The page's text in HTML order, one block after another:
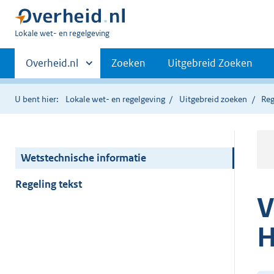
U
hier:
Lokale wet- en regelgeving
Primaire
navigatie
Andere
sites
binnen
Overheid.nl Zoeken Uitgebreid Zoeken
U bent hier: Lokale wet- en regelgeving Uitgebreid zoeken
Wetstechnische informatie
Regeling tekst